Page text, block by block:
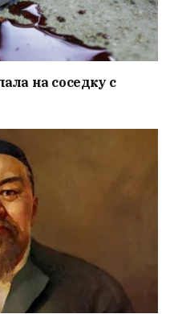
на соседку с